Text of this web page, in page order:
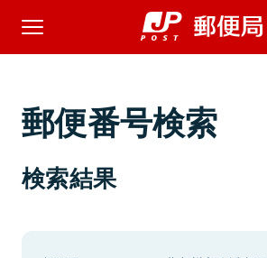
郵便番号検索
検索結果